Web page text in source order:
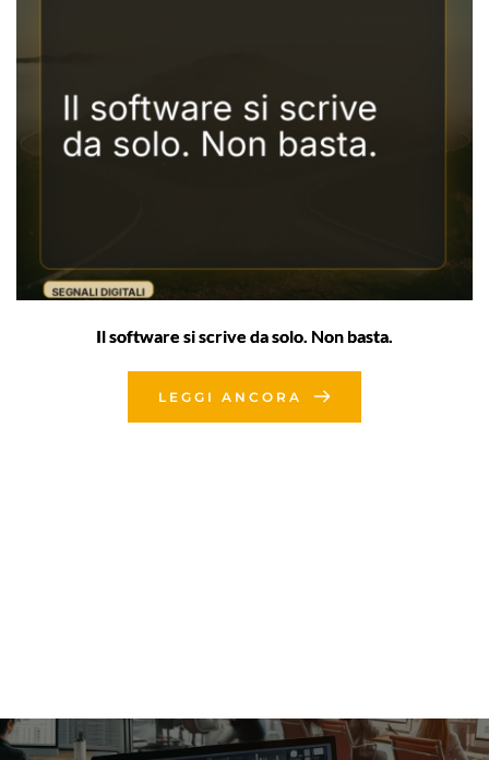
Il software si scrive da solo. Non basta.
LEGGI ANCORA